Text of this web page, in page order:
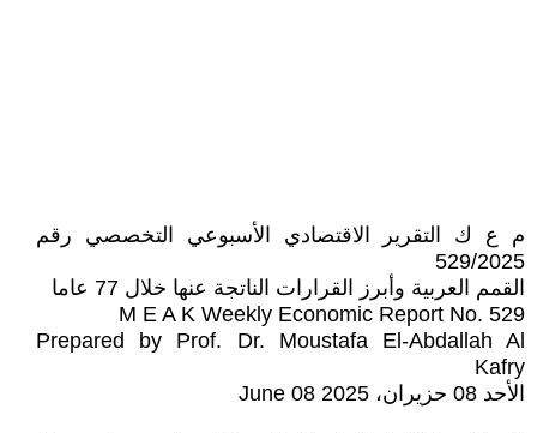
م ع ك التقرير الاقتصادي الأسبوعي التخصصي رقم
529/2025
القمم العربية وأبرز القرارات الناتجة عنها خلال 77 عاما
M E A K Weekly Economic Report No. 529
Prepared by Prof. Dr. Moustafa El-Abdallah Al
Kafry
الأحد 08 حزيران، 2025 08 June